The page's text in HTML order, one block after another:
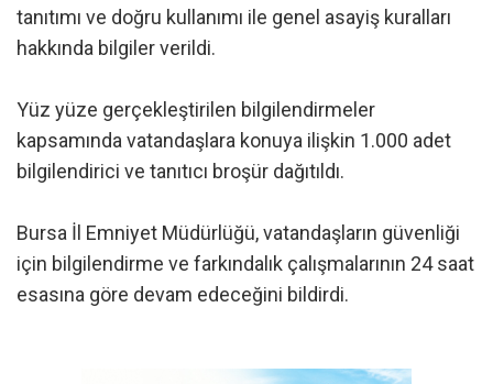
tanıtımı ve doğru kullanımı ile genel asayiş kuralları
hakkında bilgiler verildi.
Yüz yüze gerçekleştirilen bilgilendirmeler
kapsamında vatandaşlara konuya ilişkin 1.000 adet
bilgilendirici ve tanıtıcı broşür dağıtıldı.
Bursa İl Emniyet Müdürlüğü, vatandaşların güvenliği
için bilgilendirme ve farkındalık çalışmalarının 24 saat
esasına göre devam edeceğini bildirdi.